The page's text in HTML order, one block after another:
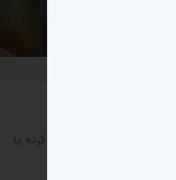
در زندگی خود تجربه کرده یا